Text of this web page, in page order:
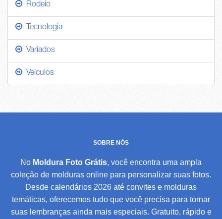
Rodeio
Tecnologia
Variados
Veículos
SOBRE NÓS
No Moldura Foto Grátis, você encontra uma ampla
coleção de molduras online para personalizar suas fotos.
Desde calendários 2026 até convites e molduras
temáticas, oferecemos tudo que você precisa para tornar
suas lembranças ainda mais especiais. Gratuito, rápido e